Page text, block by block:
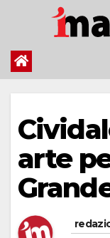
contenuto
arte